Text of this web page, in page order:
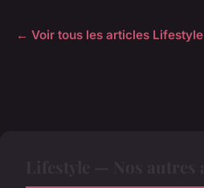
← Voir tous les articles Lifestyle